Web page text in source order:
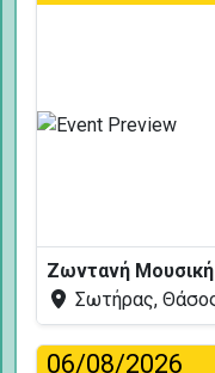
Ζωντανή
Σωτήρας,
06/08/2026